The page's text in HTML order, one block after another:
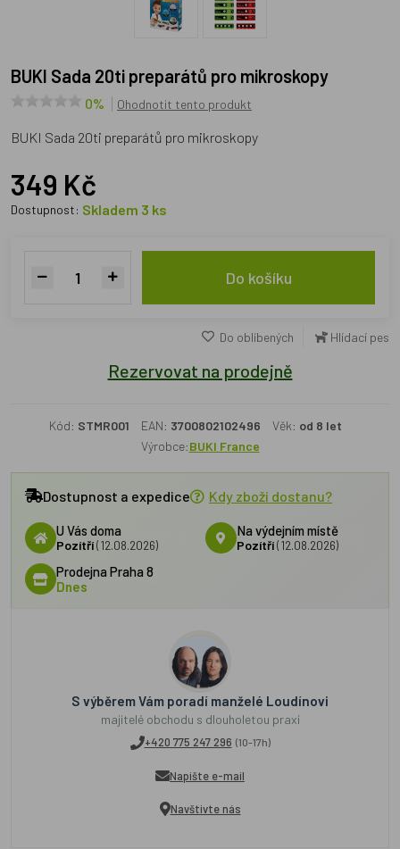
BUKI Sada 20ti preparátů pro mikroskopy
0% Ohodnotit tento produkt
BUKI Sada 20ti preparátů pro mikroskopy
349 Kč
Dostupnost: Skladem 3 ks
Do košíku
Do oblíbených Hlídací pes
Rezervovat na prodejně
Kód: STMR001 EAN: 3700802102496 Věk: od 8 let
Výrobce:BUKI France
Dostupnost a expedice Kdy zboží dostanu?
U Vás doma
Pozítří(12.08.2026)
Na výdejním místě
Pozítří (12.08.2026)
Prodejna Praha 8
Dnes
S výběrem Vám poradí manželé Loudínovi
majitelé obchodu s dlouholetou praxí
+420 775 247 296 (10-17h)
Napište e-mail
Navštivte nás